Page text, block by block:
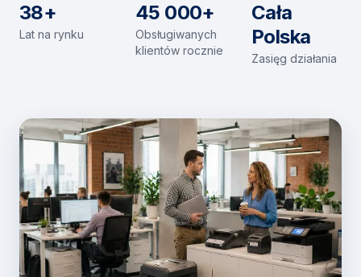
38+
Lat na rynku
45 000+
Obsługiwanych
klientów rocznie
Cała
Polska
Zasięg działania